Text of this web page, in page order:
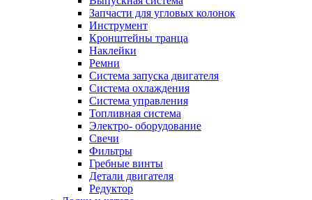
Запчасти для угловых колонок
Инструмент
Кронштейны транца
Наклейки
Ремни
Система запуска двигателя
Система охлаждения
Система управления
Топливная система
Электро- оборудование
Свечи
Фильтры
Гребные винты
Детали двигателя
Редуктор